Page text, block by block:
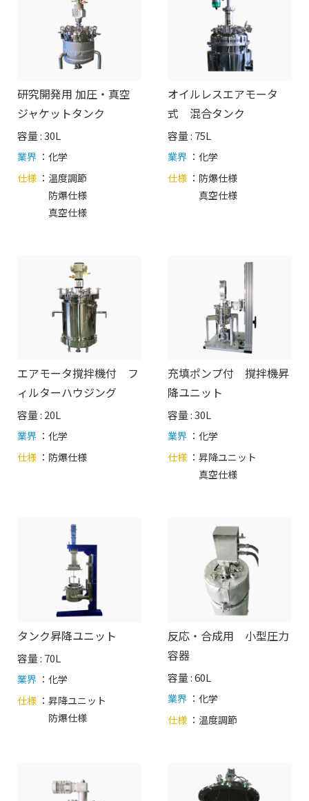
研究開発用 加圧・真空
ジャケットタンク
容量 : 30L
業界 ：化学
仕様 ： 温度調節
防爆仕様
真空仕様
オイルレスエアモータ
式 混合タンク
容量 : 75L
業界 ：化学
仕様 ： 防爆仕様
真空仕様
エアモータ撹拌機付 フ
ィルターハウジング
容量 : 20L
業界 ：化学
仕様 ： 防爆仕様
充填ポンプ付 撹拌機昇
降ユニット
容量 : 30L
業界 ：化学
仕様 ：昇降ユニット
真空仕様
タンク昇降ユニット
容量 : 70L
業界 ：化学
仕様 ： 昇降ユニット
防爆仕様
反応・合成用 小型圧力
容器
容量 : 60L
業界 ：化学
仕様 ： 温度調節